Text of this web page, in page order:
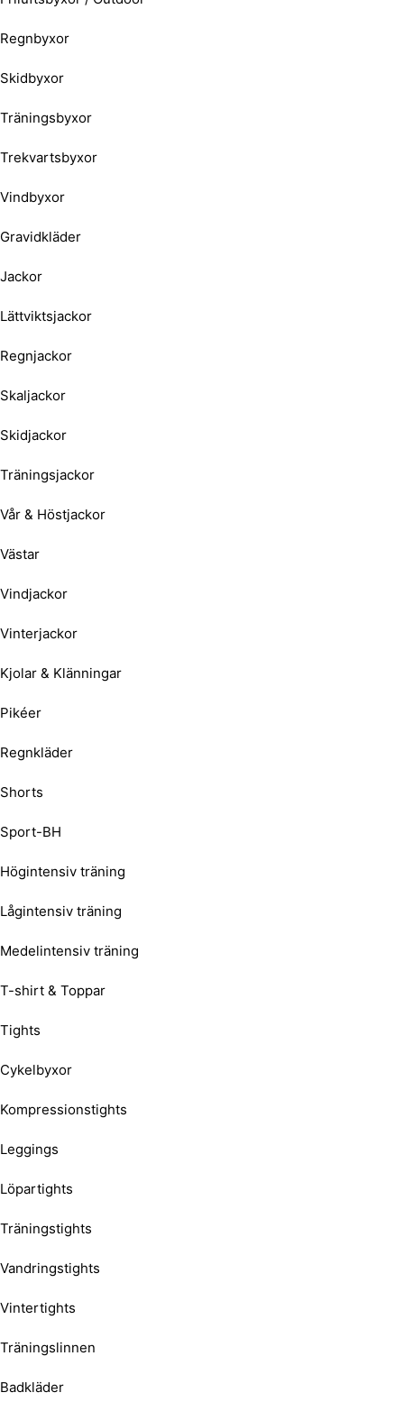
Regnbyxor
Skidbyxor
Träningsbyxor
Trekvartsbyxor
Vindbyxor
Gravidkläder
Jackor
Lättviktsjackor
Regnjackor
Skaljackor
Skidjackor
Träningsjackor
Vår & Höstjackor
Västar
Vindjackor
Vinterjackor
Kjolar & Klänningar
Pikéer
Regnkläder
Shorts
Sport-BH
Högintensiv träning
Lågintensiv träning
Medelintensiv träning
T-shirt & Toppar
Tights
Cykelbyxor
Kompressionstights
Leggings
Löpartights
Träningstights
Vandringstights
Vintertights
Träningslinnen
Badkläder